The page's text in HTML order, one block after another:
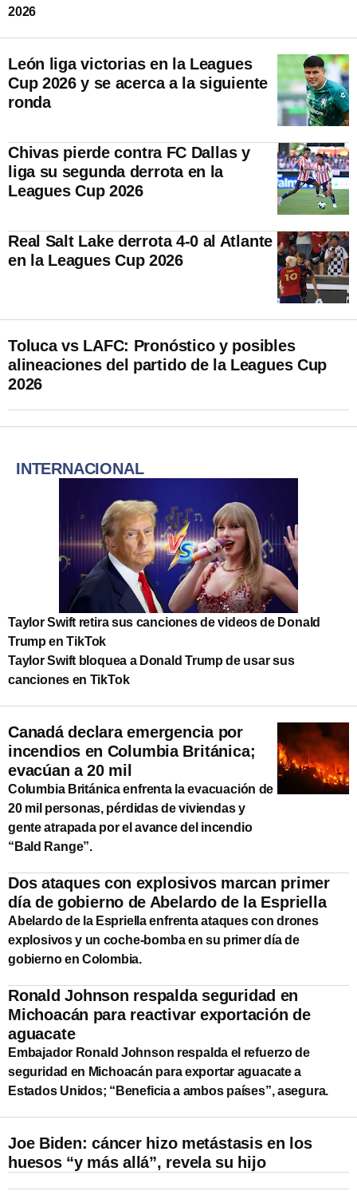
2026
León liga victorias en la Leagues
Cup 2026 y se acerca a la siguiente
ronda
Chivas pierde contra FC Dallas y
liga su segunda derrota en la
Leagues Cup 2026
Real Salt Lake derrota 4-0 al Atlante
en la Leagues Cup 2026
Toluca vs LAFC: Pronóstico y posibles
alineaciones del partido de la Leagues Cup
2026
INTERNACIONAL
Taylor Swift retira sus canciones de videos de Donald
Trump en TikTok
Taylor Swift bloquea a Donald Trump de usar sus
canciones en TikTok
Canadá declara emergencia por
incendios en Columbia Británica;
evacúan a 20 mil
Columbia Británica enfrenta la evacuación de
20 mil personas, pérdidas de viviendas y
gente atrapada por el avance del incendio
“Bald Range”.
Dos ataques con explosivos marcan primer
día de gobierno de Abelardo de la Espriella
Abelardo de la Espriella enfrenta ataques con drones
explosivos y un coche‑bomba en su primer día de
gobierno en Colombia.
Ronald Johnson respalda seguridad en
Michoacán para reactivar exportación de
aguacate
Embajador Ronald Johnson respalda el refuerzo de
seguridad en Michoacán para exportar aguacate a
Estados Unidos; “Beneficia a ambos países”, asegura.
Joe Biden: cáncer hizo metástasis en los
huesos “y más allá”, revela su hijo